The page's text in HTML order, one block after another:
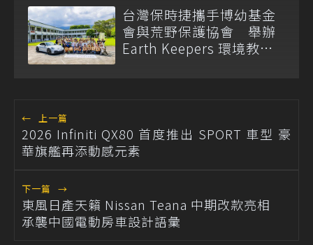
台灣保時捷攜手博幼基金
會與荒野保護協會 舉辦
Earth Keepers 環境教育
← 上一篇
2026 Infiniti QX80 首度推出 SPORT 車型 豪
華旗艦再添動感元素
下一篇 →
東風日產天籟 Nissan Teana 中期改款亮相
承襲中國電動房車設計語彙